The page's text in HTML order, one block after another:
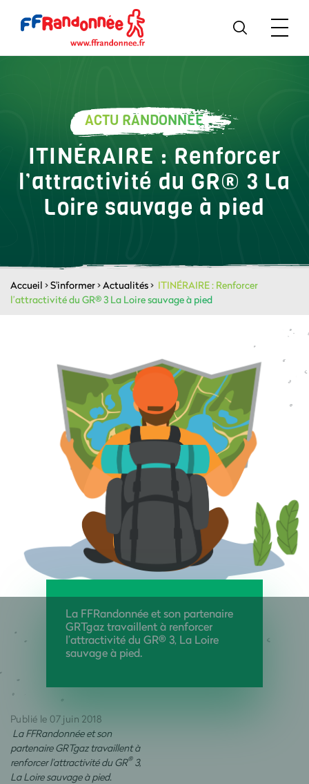
ACTU RANDONNÉE
ITINÉRAIRE : Renforcer
l’attractivité du GR® 3 La
Loire sauvage à pied
Accueil >S'informer>Actualités> ITINÉRAIRE : Renforcer
l’attractivité du GR® 3 La Loire sauvage à pied
La FFRandonnée et son partenaire
GRTgaz travaillent à renforcer
l’attractivité du GR® 3, La Loire
sauvage à pied.
Publié le 07 juin 2018
La FFRandonnée et son
partenaire GRTgaz travaillent à
renforcer l’attractivité du GR®3,
La Loire sauvage à pied.